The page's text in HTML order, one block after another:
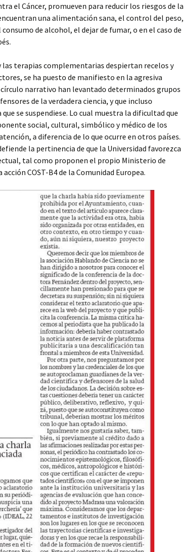
el Cáncer, promueven para reducir los riesgos de la
una alimentación sana, el control del peso,
de alcohol, el dejar de fumar, o en el caso de
las terapias complementarias despiertan recelos y
se ha puesto de manifiesto en la agresiva
narrativo han levantado determinados grupos
de la verdadera ciencia, y que incluso
se suspendiese. Lo cual muestra la dificultad que
social, cultural, simbólico y médico de los
a diferencia de lo que ocurre en otros países.
la pertinencia de que la Universidad favorezca
tal como proponen el propio Ministerio de
COST-B4 de la Comunidad Europea.